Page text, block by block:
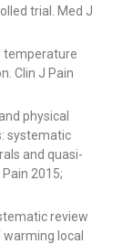
trial. Med J
temperature
Clin J Pain
physical
systematic
and quasi-
2015;
review
local